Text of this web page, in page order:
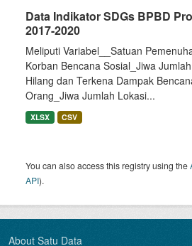
Data Indikator SDGs BPBD
2017-2020
Meliputi Variabel__Satuan
Korban Bencana Sosial_Jiwa
Hilang dan Terkena Dampak
Orang_Jiwa Jumlah Lokasi...
XLSX CSV
You can also access this registry using the
API).
About Satu Data